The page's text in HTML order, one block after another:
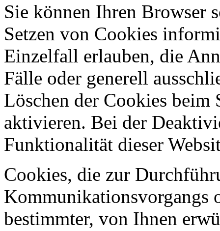
Sie können Ihren Browser
Setzen von Cookies
Einzelfall erlauben, die
Fälle oder generell
Löschen der Cookies beim
aktivieren. Bei der
Funktionalität dieser
Cookies, die zur
Kommunikationsvorgangs
bestimmter, von Ihnen